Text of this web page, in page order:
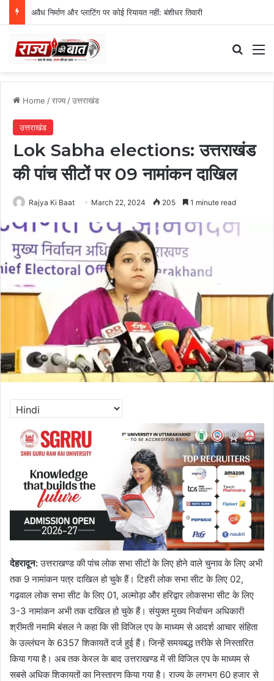
अवैध निर्माण और प्लाटिंग पर कोई रियायत नहीं: बंशीधर तिवारी
Home /राज्य/उत्तराखंड
उत्तराखंड
Lok Sabha elections: उत्तराखंड
की पांच सीटों पर 09 नामांकन दाखिल
Rajya Ki Baat March 22, 2024 205 1 minute read
देहरादून:उत्तराखण्ड की पांच लोक सभा सीटों के लिए होने वाले चुनाव के लिए अभी
तक 9 नामांकन पत्र दाखिल हो चुके हैं। टिहरी लोक सभा सीट के लिए 02,
गढ़वाल लोक सभा सीट के लिए 01, अल्मोड़ा और हरिद्वार लोकसभा सीट के लिए
3-3 नामांकन अभी तक दाखिल हो चुके हैं। संयुक्त मुख्य निर्वाचन अधिकारी
श्रीमती नमामि बंसल ने कहा कि सी विजिल एप के माध्यम से आदर्श आचार संहिता
के उल्लंघन के 6357 शिकायतें दर्ज हुई हैं। जिन्हें समयबद्ध तरीके से निस्तारित
किया गया है। अब तक केरल के बाद उत्तराखण्ड में सी विजिल एप के माध्यम से
सबसे अधिक शिकायतों का निस्तारण किया गया है। राज्य के लगभग 60 हजार से